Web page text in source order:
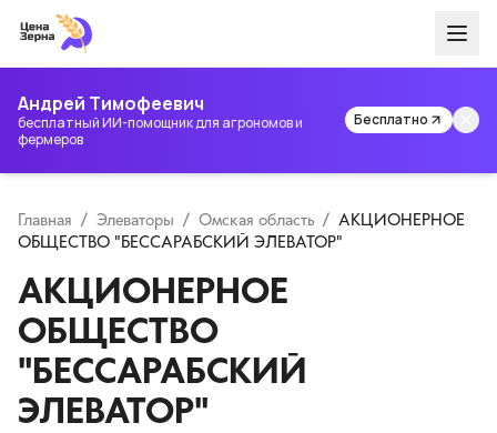
Андрей Тимофеевич
бесплатный ИИ-помощник для агрономов и
фермеров
Бесплатно
Главная / Элеваторы / Омская область / АКЦИОНЕРНОЕ
ОБЩЕСТВО "БЕССАРАБСКИЙ ЭЛЕВАТОР"
АКЦИОНЕРНОЕ
ОБЩЕСТВО
"БЕССАРАБСКИЙ
ЭЛЕВАТОР"